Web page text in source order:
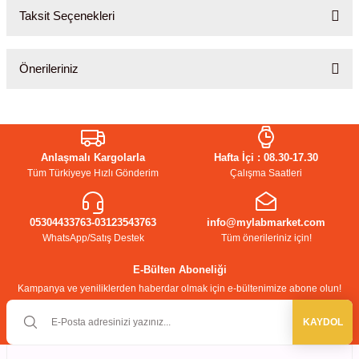
Taksit Seçenekleri
Önerileriniz
konularda yetersiz gördüğünüz noktaları öneri formunu kullanarak
tarafımıza iletebilirsiniz.
Görüş ve önerileriniz için teşekkür ederiz.
Ürün resmi kalitesiz, bozuk veya görüntülenemiyor.
Ürün açıklamasında eksik bilgiler bulunuyor.
Ürün bilgilerinde hatalar bulunuyor.
Ürün fiyatı diğer sitelerden daha pahalı.
Bu ürüne benzer farklı alternatifler olmalı.
Anlaşmalı Kargolarla
Tüm Türkiyeye Hızlı Gönderim
Hafta İçi : 08.30-17.30
Çalışma Saatleri
05304433763-03123543763
WhatsApp/Satış Destek
info@mylabmarket.com
Tüm önerileriniz için!
E-Bülten Aboneliği
Kampanya ve yeniliklerden haberdar olmak için e-bültenimize abone olun!
KAYDOL